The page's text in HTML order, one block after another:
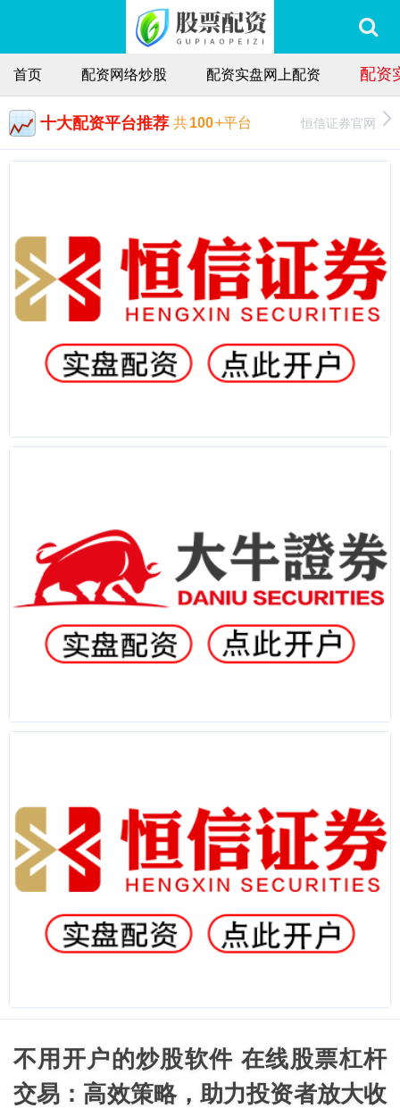
首页 配资网络炒股 配资实盘网上配资 配资
十大配资平台推荐 共100+平台 恒信证券官网
不用开户的炒股软件 在线股票杠杆
交易：高效策略，助力投资者放大收